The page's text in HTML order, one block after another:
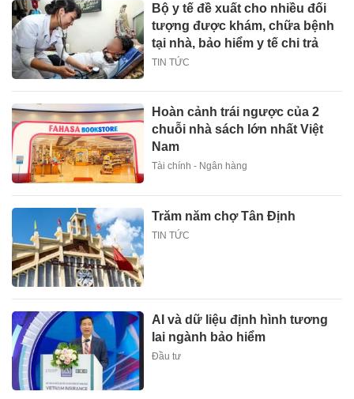
Bộ y tế đề xuất cho nhiều đối
tượng được khám, chữa bệnh
tại nhà, bảo hiểm y tế chi trả
TIN TỨC
Hoàn cảnh trái ngược của 2
chuỗi nhà sách lớn nhất Việt
Nam
Tài chính - Ngân hàng
Trăm năm chợ Tân Định
TIN TỨC
AI và dữ liệu định hình tương
lai ngành bảo hiểm
Đầu tư